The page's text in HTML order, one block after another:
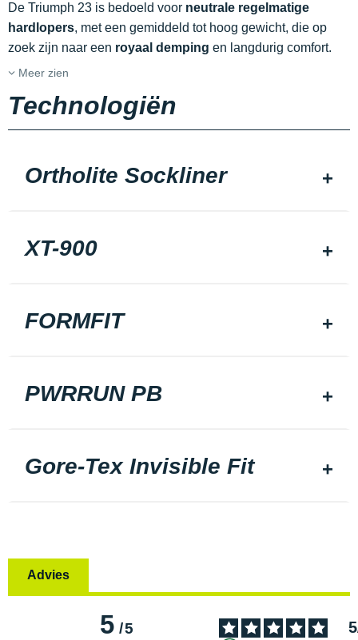
De Triumph 23 is bedoeld voor neutrale regelmatige
hardlopers, met een gemiddeld tot hoog gewicht, die op
zoek zijn naar een royaal demping en langdurig comfort.
Meer zien
Technologiën
Ortholite Sockliner
XT-900
FORMFIT
PWRRUN PB
Gore-Tex Invisible Fit
Advies
5/5 5